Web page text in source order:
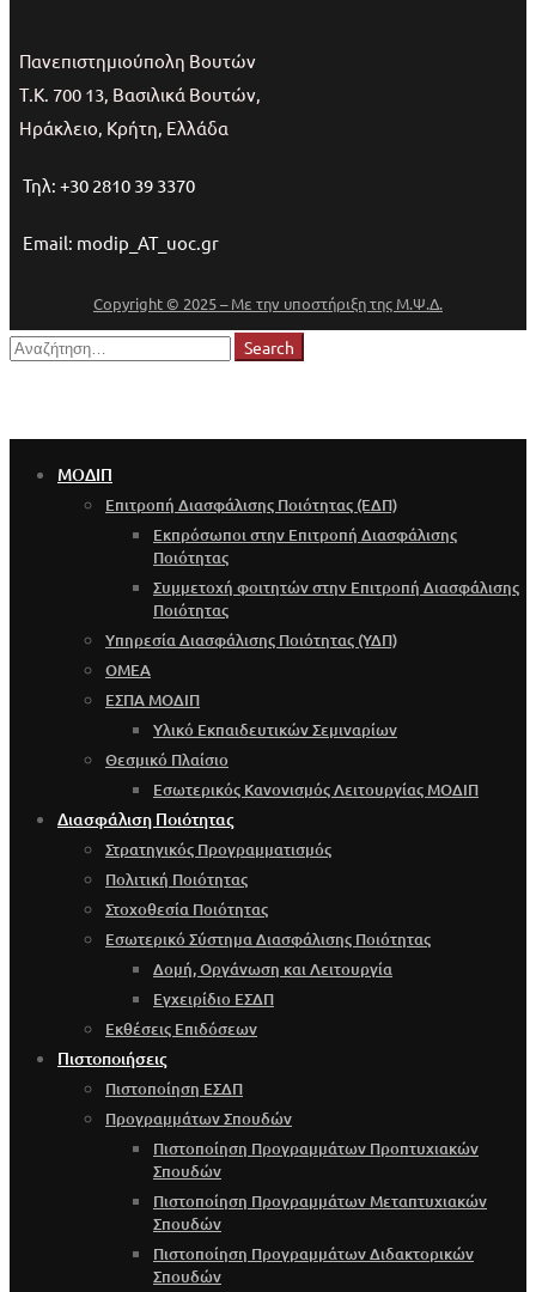
Πανεπιστημιούπολη Βουτών
Τ.Κ. 700 13, Βασιλικά Βουτών,
Ηράκλειο, Κρήτη, Ελλάδα
Τηλ: +30 2810 39 3370
Email: modip_AT_uoc.gr
Copyright © 2025 – Με την υποστήριξη της Μ.Ψ.Δ.
Search
Search
ΜΟΔΙΠ
Επιτροπή Διασφάλισης Ποιότητας (ΕΔΠ)
Εκπρόσωποι στην Επιτροπή Διασφάλισης
Ποιότητας
Συμμετοχή φοιτητών στην Επιτροπή Διασφάλισης
Ποιότητας
Υπηρεσία Διασφάλισης Ποιότητας (ΥΔΠ)
OMEA
ΕΣΠΑ ΜΟΔΙΠ
Υλικό Εκπαιδευτικών Σεμιναρίων
Θεσμικό Πλαίσιο
Εσωτερικός Κανονισμός Λειτουργίας ΜΟΔΙΠ
Διασφάλιση Ποιότητας
Στρατηγικός Προγραμματισμός
Πολιτική Ποιότητας
Στοχοθεσία Ποιότητας
Εσωτερικό Σύστημα Διασφάλισης Ποιότητας
Δομή, Οργάνωση και Λειτουργία
Εγχειρίδιο ΕΣΔΠ
Εκθέσεις Επιδόσεων
Πιστοποιήσεις
Πιστοποίηση ΕΣΔΠ
Προγραμμάτων Σπουδών
Πιστοποίηση Προγραμμάτων Προπτυχιακών
Σπουδών
Πιστοποίηση Προγραμμάτων Μεταπτυχιακών
Σπουδών
Πιστοποίηση Προγραμμάτων Διδακτορικών
Σπουδών